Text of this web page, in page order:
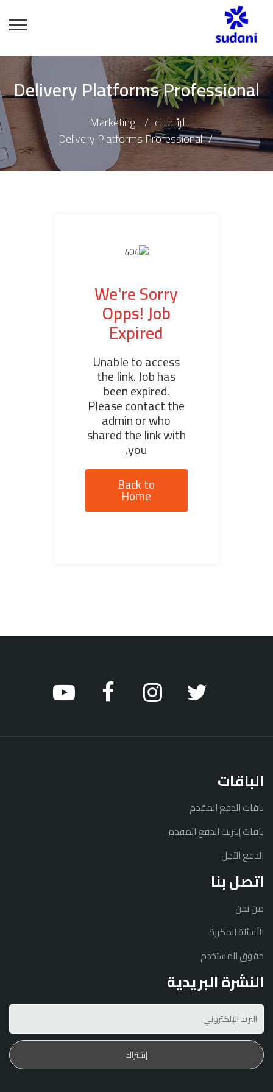
Delivery Platforms Professional
الرئيسية
Marketing
Delivery Platforms Professional
We're Sorry
Opps! Job
Expired
Unable to access
the link. Job has
been expired.
Please contact the
admin or who
shared the link with
you.
Back to
Home
الباقات
باقات الدفع المقدم
باقات إنترنت الدفع المقدم
الدفع الآجل
اتصل بنا
من نحن
الأسئلة المكررة
حقوق المستخدم
النشرة البريدية